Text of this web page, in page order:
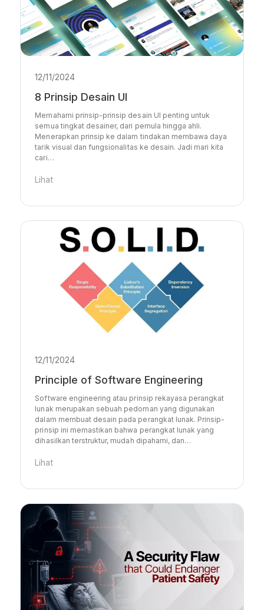
12/11/2024
8 Prinsip Desain UI
Memahami prinsip-prinsip desain UI penting untuk
semua tingkat desainer, dari pemula hingga ahli.
Menerapkan prinsip ke dalam tindakan membawa daya
tarik visual dan fungsionalitas ke desain. Jadi mari kita
cari…
Lihat
12/11/2024
Principle of Software Engineering
Software engineering atau prinsip rekayasa perangkat
lunak merupakan sebuah pedoman yang digunakan
dalam membuat desain pada perangkat lunak. Prinsip-
prinsip ini memastikan bahwa perangkat lunak yang
dihasilkan terstruktur, mudah dipahami, dan…
Lihat